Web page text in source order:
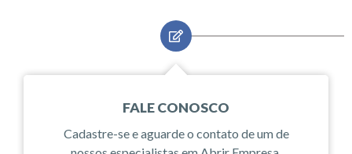
FALE CONOSCO
Cadastre-se e aguarde o contato de um de